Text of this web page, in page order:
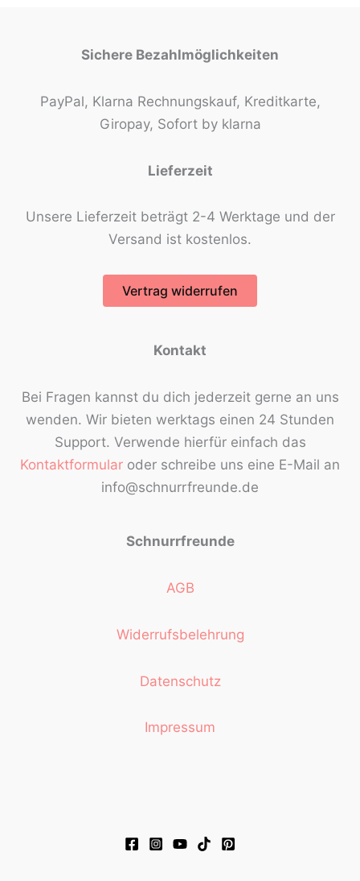
Sichere Bezahlmöglichkeiten
PayPal, Klarna Rechnungskauf, Kreditkarte,
Giropay, Sofort by klarna
Lieferzeit
Unsere Lieferzeit beträgt 2-4 Werktage und der
Versand ist kostenlos.
Vertrag widerrufen
Kontakt
Bei Fragen kannst du dich jederzeit gerne an uns
wenden. Wir bieten werktags einen 24 Stunden
Support. Verwende hierfür einfach das
Kontaktformular oder schreibe uns eine E-Mail an
info@schnurrfreunde.de
Schnurrfreunde
AGB
Widerrufsbelehrung
Datenschutz
Impressum